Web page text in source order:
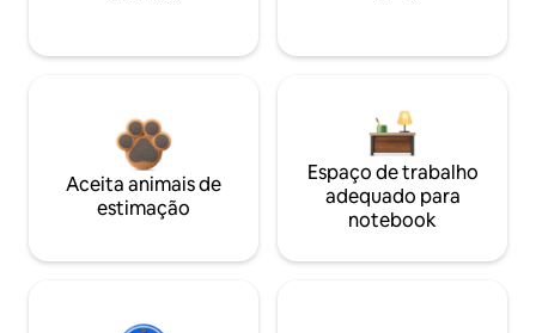
Aceita animais de
estimação
Espaço de trabalho
adequado para
notebook